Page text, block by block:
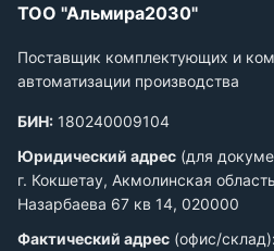
ТОО "Альмира2030"
Поставщик комплектующих и
автоматизации производства
БИН: 180240009104
Юридический адрес (для
г. Кокшетау, Акмолинская
Назарбаева 67 кв 14, 020000
Фактический адрес (офис/склад):